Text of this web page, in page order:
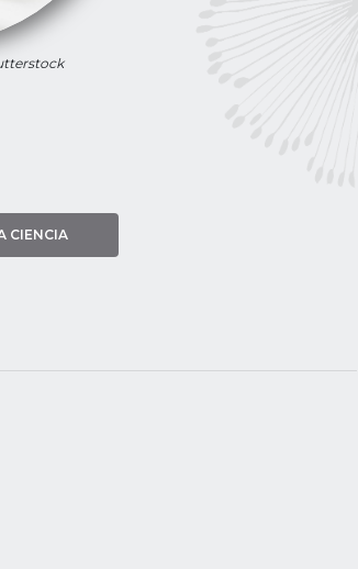
CIENCIA